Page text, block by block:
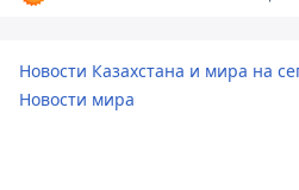
Новости Казахстана и мира на
Новости мира